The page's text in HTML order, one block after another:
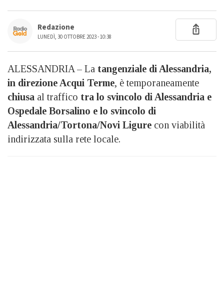
Redazione
LUNEDÌ, 30 OTTOBRE 2023 - 10:38
ALESSANDRIA – La tangenziale di Alessandria,
in direzione Acqui Terme, è temporaneamente
chiusa al traffico tra lo svincolo di Alessandria e
Ospedale Borsalino e lo svincolo di
Alessandria/Tortona/Novi Ligure con viabilità
indirizzata sulla rete locale.